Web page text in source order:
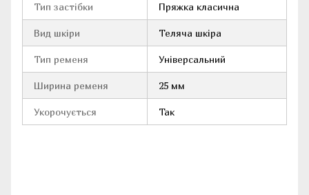
Тип застібки Пряжка класична
Вид шкіри Теляча шкіра
Тип ременя Універсальний
Ширина ременя 25 мм
Укорочується Так